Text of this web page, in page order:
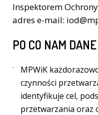
Inspektorem
adres e-mail:
PO CO NAM
MPWiK
czynności
identyfikuje cel,
przetwarzania oraz